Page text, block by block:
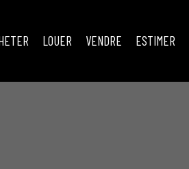
LOUER VENDRE ESTIMER